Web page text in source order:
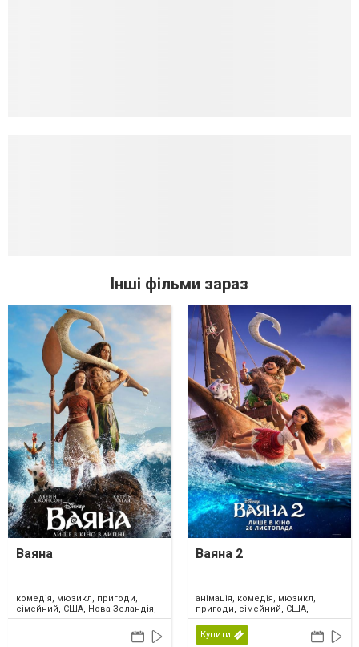
Інші фільми зараз
Ваяна
комедія, мюзикл, пригоди,
сімейний, США, Нова Зеландія,
2026
Ваяна 2
анімація, комедія, мюзикл,
пригоди, сімейний, США,
Канада, 2024
Купити